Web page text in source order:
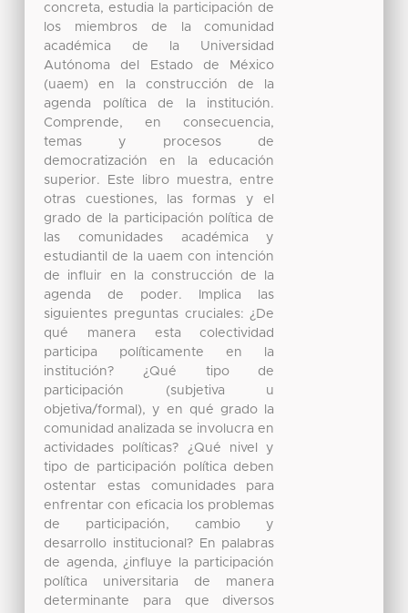
concreta, estudia la participación de
los miembros de la comunidad
académica de la Universidad
Autónoma del Estado de México
(uaem) en la construcción de la
agenda política de la institución.
Comprende, en consecuencia,
temas y procesos de
democratización en la educación
superior. Este libro muestra, entre
otras cuestiones, las formas y el
grado de la participación política de
las comunidades académica y
estudiantil de la uaem con intención
de influir en la construcción de la
agenda de poder. Implica las
siguientes preguntas cruciales: ¿De
qué manera esta colectividad
participa políticamente en la
institución? ¿Qué tipo de
participación (subjetiva u
objetiva/formal), y en qué grado la
comunidad analizada se involucra en
actividades políticas? ¿Qué nivel y
tipo de participación política deben
ostentar estas comunidades para
enfrentar con eficacia los problemas
de participación, cambio y
desarrollo institucional? En palabras
de agenda, ¿influye la participación
política universitaria de manera
determinante para que diversos